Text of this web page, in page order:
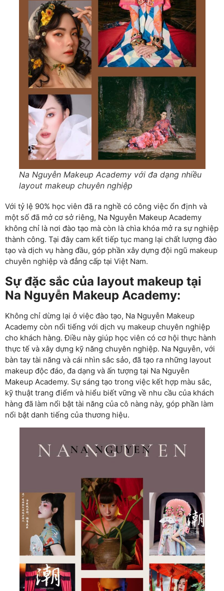
Na Nguyễn Makeup Academy với đa dạng nhiều
layout makeup chuyên nghiệp
Với tỷ lệ 90% học viên đã ra nghề có công việc ổn định và
một số đã mở cơ sở riêng, Na Nguyễn Makeup Academy
không chỉ là nơi đào tạo mà còn là chìa khóa mở ra sự nghiệp
thành công. Tại đây cam kết tiếp tục mang lại chất lượng đào
tạo và dịch vụ hàng đầu, góp phần xây dựng đội ngũ makeup
chuyên nghiệp và đẳng cấp tại Việt Nam.
Sự đặc sắc của layout makeup tại
Na Nguyễn Makeup Academy:
Không chỉ dừng lại ở việc đào tạo, Na Nguyễn Makeup
Academy còn nổi tiếng với dịch vụ makeup chuyên nghiệp
cho khách hàng. Điều này giúp học viên có cơ hội thực hành
thực tế và xây dựng kỹ năng chuyên nghiệp. Na Nguyễn, với
bàn tay tài năng và cái nhìn sắc sảo, đã tạo ra những layout
makeup độc đáo, đa dạng và ấn tượng tại Na Nguyễn
Makeup Academy. Sự sáng tạo trong việc kết hợp màu sắc,
kỹ thuật trang điểm và hiểu biết vững về nhu cầu của khách
hàng đã làm nổi bật tài năng của cô nàng này, góp phần làm
nổi bật danh tiếng của thương hiệu.